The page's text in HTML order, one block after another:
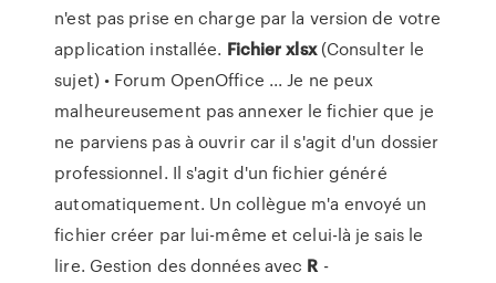
n'est pas prise en charge par la version de votre
application installée. Fichier xlsx(Consulter le
sujet) • Forum OpenOffice ... Je ne peux
malheureusement pas annexer le fichier que je
ne parviens pas à ouvrir car il s'agit d'un dossier
professionnel. Il s'agit d'un fichier généré
automatiquement. Un collègue m'a envoyé un
fichier créer par lui-même et celui-là je sais le
lire. Gestion des données avec R -